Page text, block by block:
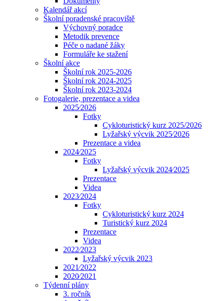
Kalendář akcí
Školní poradenské pracoviště
Výchovný poradce
Metodik prevence
Péče o nadané žáky
Formuláře ke stažení
Školní akce
Školní rok 2025-2026
Školní rok 2024-2025
Školní rok 2023-2024
Fotogalerie, prezentace a videa
2025⁄2026
Fotky
Cykloturistický kurz 2025/2026
Lyžařský výcvik 2025⁄2026
Prezentace a videa
2024⁄2025
Fotky
Lyžařský výcvik 2024⁄2025
Prezentace
Videa
2023⁄2024
Fotky
Cykloturistický kurz 2024
Turistický kurz 2024
Prezentace
Videa
2022⁄2023
Lyžařský výcvik 2023
2021⁄2022
2020⁄2021
Týdenní plány
3. ročník